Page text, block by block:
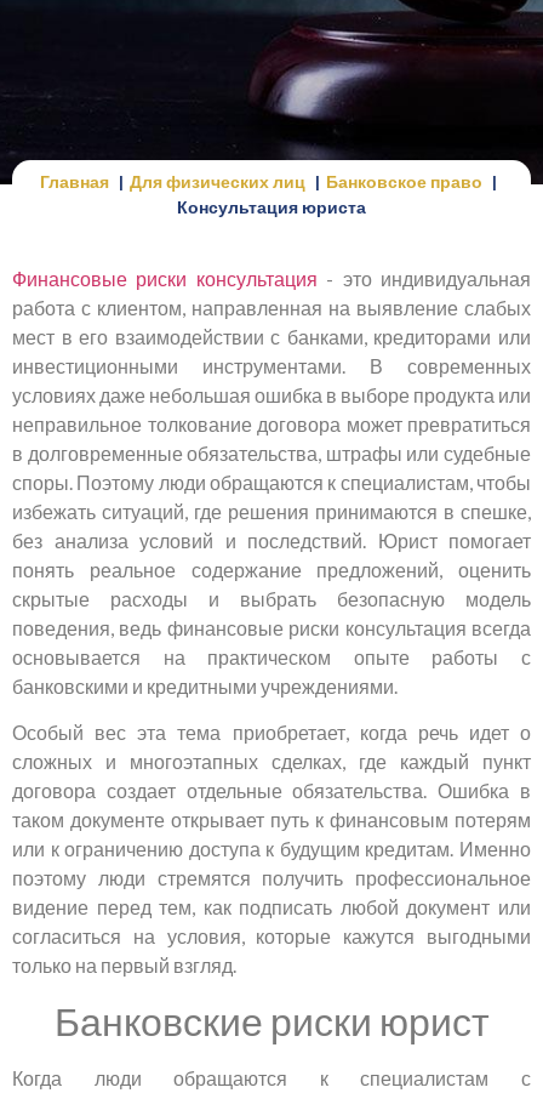
Главная Для физических лиц
Банковское право
Консультация юриста
Финансовые риски консультация - это индивидуальная
работа с клиентом, направленная на выявление слабых
мест в его взаимодействии с банками, кредиторами или
инвестиционными инструментами. В современных
условиях даже небольшая ошибка в выборе продукта или
неправильное толкование договора может превратиться
в долговременные обязательства, штрафы или судебные
споры. Поэтому люди обращаются к специалистам, чтобы
избежать ситуаций, где решения принимаются в спешке,
без анализа условий и последствий. Юрист помогает
понять реальное содержание предложений, оценить
скрытые расходы и выбрать безопасную модель
поведения, ведь финансовые риски консультация всегда
основывается на практическом опыте работы с
банковскими и кредитными учреждениями.
Особый вес эта тема приобретает, когда речь идет о
сложных и многоэтапных сделках, где каждый пункт
договора создает отдельные обязательства. Ошибка в
таком документе открывает путь к финансовым потерям
или к ограничению доступа к будущим кредитам. Именно
поэтому люди стремятся получить профессиональное
видение перед тем, как подписать любой документ или
согласиться на условия, которые кажутся выгодными
только на первый взгляд.
Банковские риски юрист
Когда люди обращаются к специалистам с